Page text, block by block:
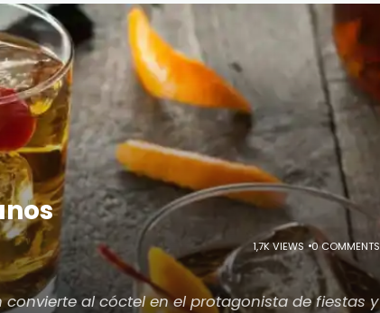
1,7K VIEWS 0 COMMENTS
al cóctel en el protagonista de fiestas y